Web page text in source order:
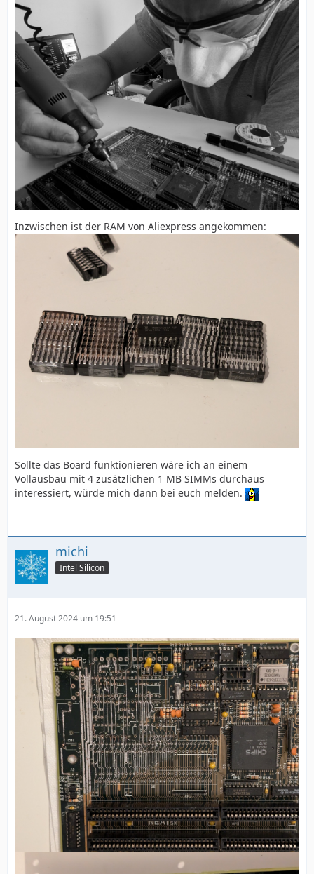
Inzwischen ist der RAM von Aliexpress angekommen:
Sollte das Board funktionieren wäre ich an einem
Vollausbau mit 4 zusätzlichen 1 MB SIMMs durchaus
interessiert, würde mich dann bei euch melden.
michi
Intel Silicon
21. August 2024 um 19:51